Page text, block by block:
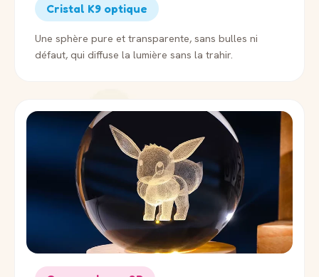
Cristal K9 optique
Une sphère pure et transparente, sans bulles ni
défaut, qui diffuse la lumière sans la trahir.